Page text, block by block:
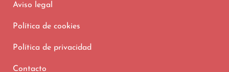
Aviso legal
Política de cookies
Política de privacidad
Contacto